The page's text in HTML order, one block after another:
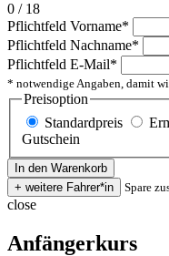
0 / 18
Pflichtfeld Vorname*
Pflichtfeld Nachname*
Pflichtfeld E-Mail*
* notwendige Angaben, damit
Preisoption
Standardpreis
Gutschein
Spare
close
Anfängerkurs